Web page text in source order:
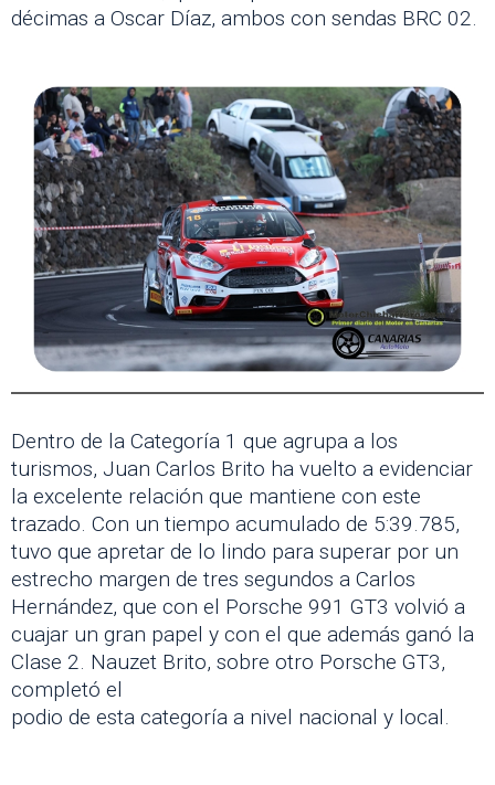
décimas a Oscar Díaz, ambos con sendas BRC 02.
Dentro de la Categoría 1 que agrupa a los
turismos, Juan Carlos Brito ha vuelto a evidenciar
la excelente relación que mantiene con este
trazado. Con un tiempo acumulado de 5:39.785,
tuvo que apretar de lo lindo para superar por un
estrecho margen de tres segundos a Carlos
Hernández, que con el Porsche 991 GT3 volvió a
cuajar un gran papel y con el que además ganó la
Clase 2. Nauzet Brito, sobre otro Porsche GT3,
completó el
podio de esta categoría a nivel nacional y local.